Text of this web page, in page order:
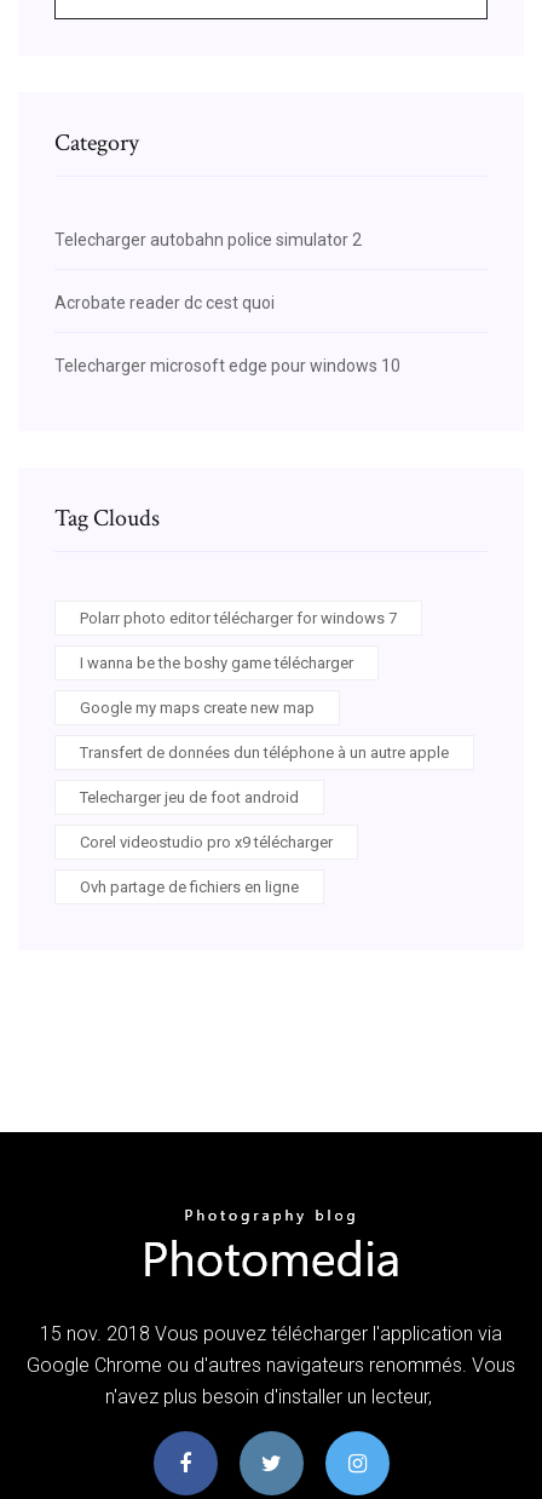
Category
Telecharger autobahn police simulator 2
Acrobate reader dc cest quoi
Telecharger microsoft edge pour windows 10
Tag Clouds
Polarr photo editor télécharger for windows 7
I wanna be the boshy game télécharger
Google my maps create new map
Transfert de données dun téléphone à un autre apple
Telecharger jeu de foot android
Corel videostudio pro x9 télécharger
Ovh partage de fichiers en ligne
15 nov. 2018 Vous pouvez télécharger l'application via
Google Chrome ou d'autres navigateurs renommés. Vous
n'avez plus besoin d'installer un lecteur,